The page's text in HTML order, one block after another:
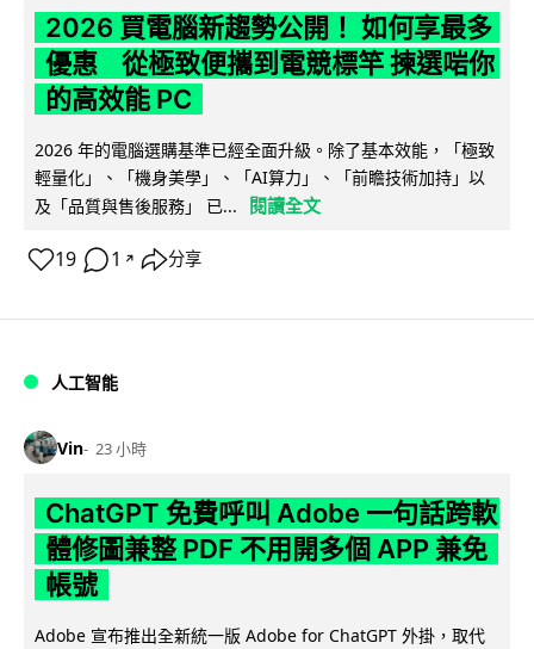
2026 買電腦新趨勢公開！ 如何享最多
優惠 從極致便攜到電競標竿 揀選啱你
的高效能 PC
2026 年的電腦選購基準已經全面升級。除了基本效能，「極致
輕量化」、「機身美學」、「AI算力」、「前瞻技術加持」以
及「品質與售後服務」 已...
閱讀全文
19 1 ↗ 分享
人工智能
Vin 23 小時
ChatGPT 免費呼叫 Adobe 一句話跨軟
體修圖兼整 PDF 不用開多個 APP 兼免
帳號
Adobe 宣布推出全新統一版 Adobe for ChatGPT 外掛，取代